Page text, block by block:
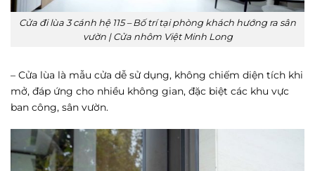
Cửa đi lùa 3 cánh hệ 115 – Bố trí tại phòng khách hướng ra sân
vườn | Cửa nhôm Việt Minh Long
– Cửa lùa là mẫu cửa dễ sử dụng, không chiếm diện tích khi
mở, đáp ứng cho nhiều không gian, đặc biệt các khu vực
ban công, sân vườn.